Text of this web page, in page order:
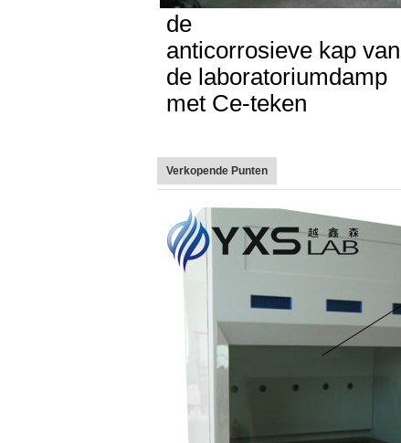
de
anticorrosieve kap van
de laboratoriumdamp
met Ce-teken
Verkopende Punten